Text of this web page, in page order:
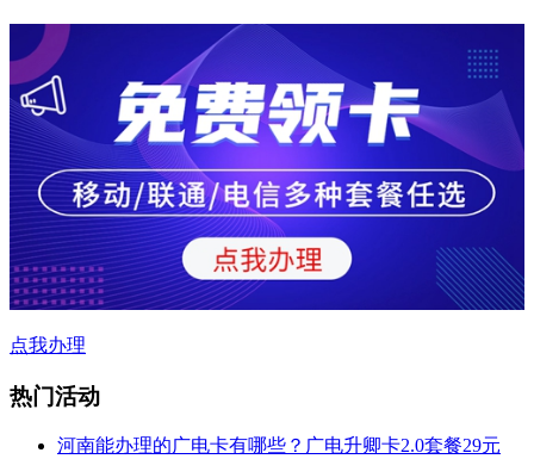
点我办理
热门活动
河南能办理的广电卡有哪些？广电升卿卡2.0套餐29元